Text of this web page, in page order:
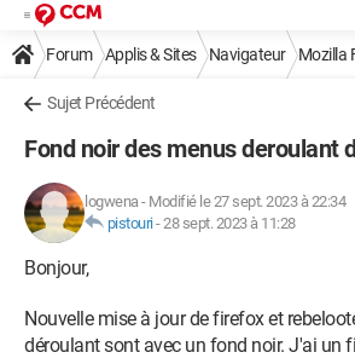
Forum Applis & Sites Navigateur Mozilla
Sujet Précédent
Fond noir des menus deroulant
logwena- Modifié le 27 sept. 2023 à 22:34
pistouri-28 sept. 2023 à 11:28
Bonjour,
Nouvelle mise à jour de firefox et
déroulant sont avec un fond noir. J'ai un